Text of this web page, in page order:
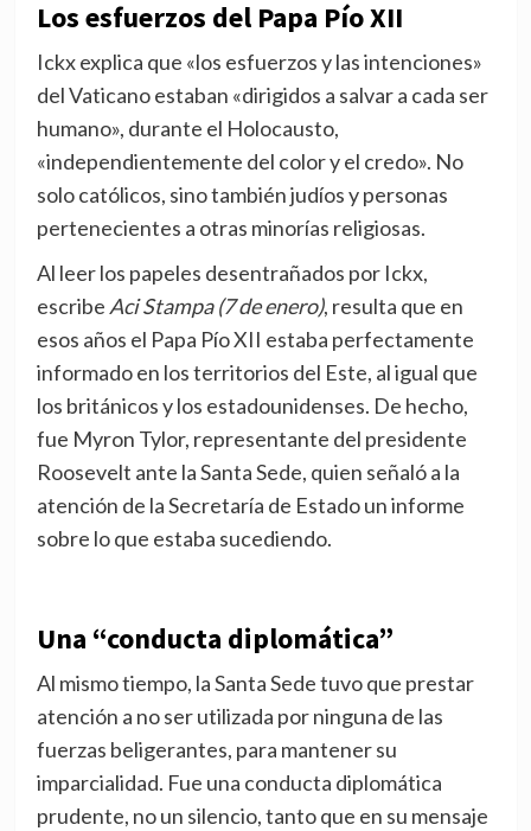
Los esfuerzos del Papa Pío XII
Ickx explica que «los esfuerzos y las intenciones»
del Vaticano estaban «dirigidos a salvar a cada ser
humano», durante el Holocausto,
«independientemente del color y el credo». No
solo católicos, sino también judíos y personas
pertenecientes a otras minorías religiosas.
Al leer los papeles desentrañados por Ickx,
escribeAci Stampa (7 de enero), resulta que en
esos años el Papa Pío XII estaba perfectamente
informado en los territorios del Este, al igual que
los británicos y los estadounidenses. De hecho,
fue Myron Tylor, representante del presidente
Roosevelt ante la Santa Sede, quien señaló a la
atención de la Secretaría de Estado un informe
sobre lo que estaba sucediendo.
Una “conducta diplomática”
Al mismo tiempo, la Santa Sede tuvo que prestar
atención a no ser utilizada por ninguna de las
fuerzas beligerantes, para mantener su
imparcialidad. Fue una conducta diplomática
prudente, no un silencio, tanto que en su mensaje